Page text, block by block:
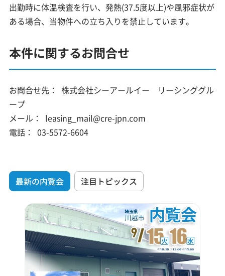
出勤時に体温検査を行い、発熱(37.5度以上)や風邪症状が
ある場合、当物件への立ち入りを禁止しています。
本件に関するお問合せ
お問合せ先：
株式会社シーアールイー リーシンググル
ープ
メール：
leasing_mail@cre-jpn.com
電話：
03-5572-6604
最新の内覧会 注目トピックス